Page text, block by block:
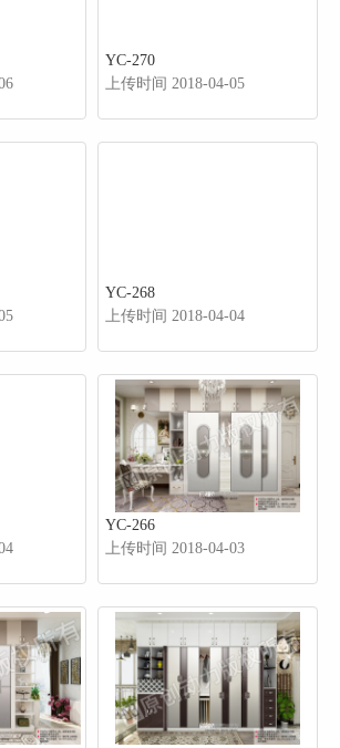
YC-270
上传时间 2018-04-05
YC-268
上传时间 2018-04-04
YC-266
上传时间 2018-04-03